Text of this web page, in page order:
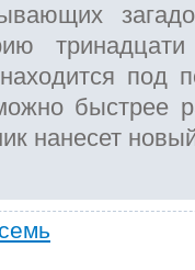
под
быстрее
нанесет